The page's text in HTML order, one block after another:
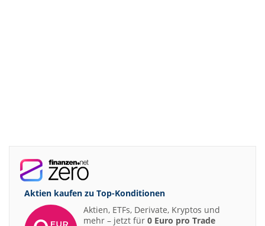
Aktien kaufen zu Top-Konditionen
Aktien, ETFs, Derivate, Kryptos und
mehr – jetzt für 0 Euro pro Trade